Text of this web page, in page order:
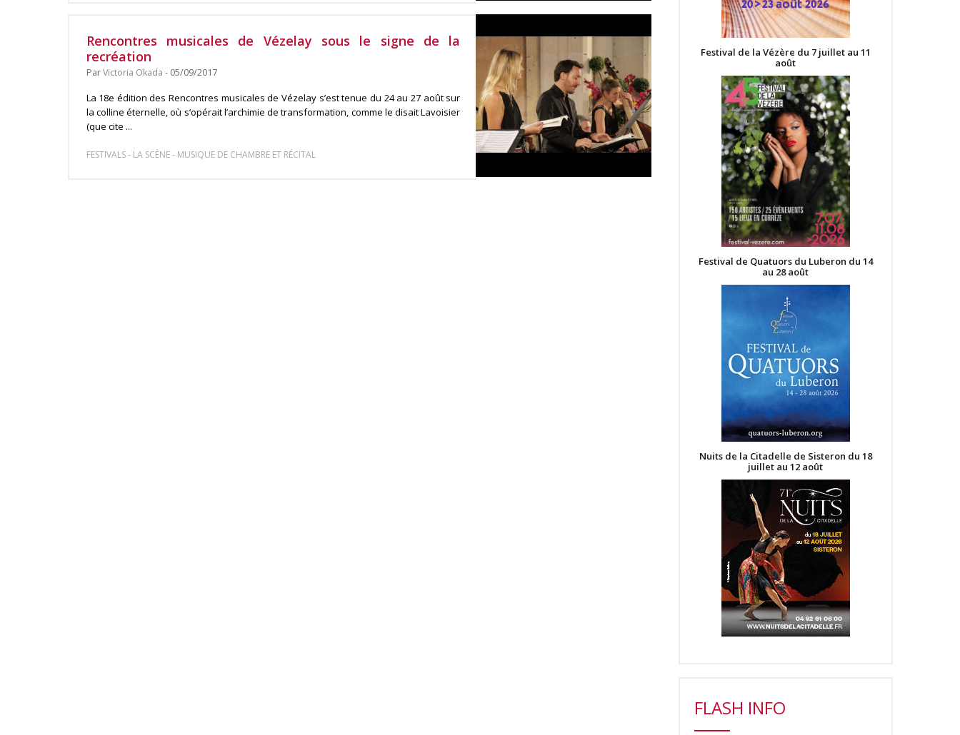
Rencontres musicales de Vézelay sous le signe de la
recréation
ParVictoria Okada - 05/09/2017
La 18e édition des Rencontres musicales de Vézelay s’est tenue du 24 au 27 août sur
la colline éternelle, où s’opérait l’archimie de transformation, comme le disait Lavoisier
(que cite ...
FESTIVALS- LA SCÈNE- MUSIQUE DE CHAMBRE ET RÉCITAL
Festival de la Vézère du 7 juillet au 11
août
Festival de Quatuors du Luberon du 14
au 28 août
Nuits de la Citadelle de Sisteron du 18
juillet au 12 août
FLASH INFO